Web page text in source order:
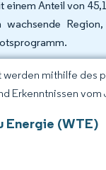
Anteil von
mithilfe des
Erkenntnissen vom
Energie (WTE)